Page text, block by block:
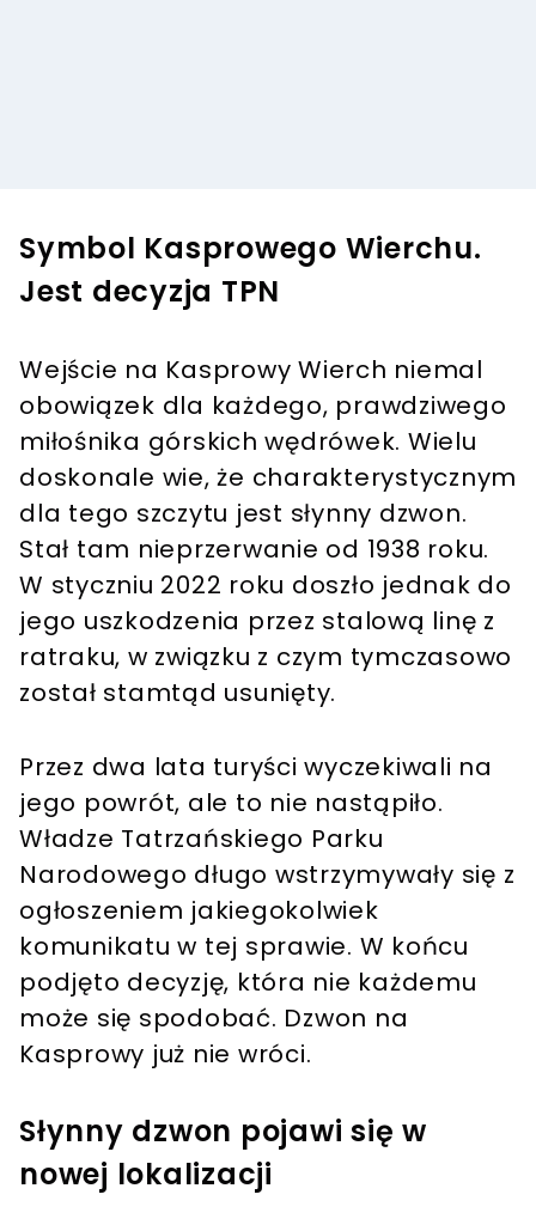
Symbol Kasprowego Wierchu.
Jest decyzja TPN
Wejście na Kasprowy Wierch niemal
obowiązek dla każdego, prawdziwego
miłośnika górskich wędrówek. Wielu
doskonale wie, że charakterystycznym
dla tego szczytu jest słynny dzwon.
Stał tam nieprzerwanie od 1938 roku.
W styczniu 2022 roku doszło jednak do
jego uszkodzenia przez stalową linę z
ratraku, w związku z czym tymczasowo
został stamtąd usunięty.
Przez dwa lata turyści wyczekiwali na
jego powrót, ale to nie nastąpiło.
Władze Tatrzańskiego Parku
Narodowego długo wstrzymywały się z
ogłoszeniem jakiegokolwiek
komunikatu w tej sprawie. W końcu
podjęto decyzję, która nie każdemu
może się spodobać. Dzwon na
Kasprowy już nie wróci.
Słynny dzwon pojawi się w
nowej lokalizacji